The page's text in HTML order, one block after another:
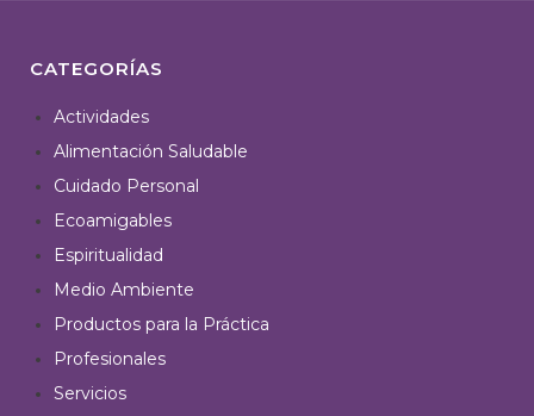
CATEGORÍAS
Actividades
Alimentación Saludable
Cuidado Personal
Ecoamigables
Espiritualidad
Medio Ambiente
Productos para la Práctica
Profesionales
Servicios